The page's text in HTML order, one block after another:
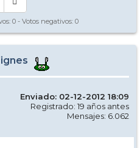
0 - Votos negativos: 0
Enviado: 02-12-2012 18:09
Registrado: 19 años antes
Mensajes: 6.062